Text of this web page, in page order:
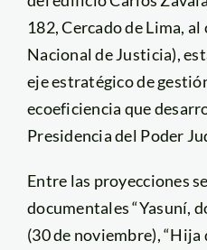
182, Cercado de Lima,
Nacional de Justicia),
eje estratégico de
ecoeficiencia que
Presidencia del Poder
Entre las proyecciones
documentales “Yasuní,
(30 de noviembre), “Hija